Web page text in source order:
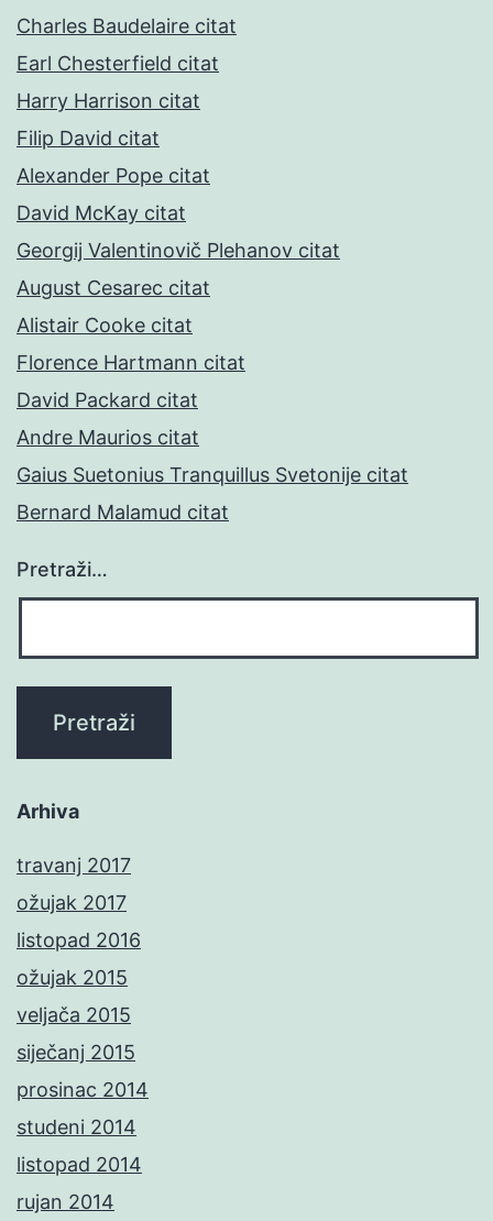
Charles Baudelaire citat
Earl Chesterfield citat
Harry Harrison citat
Filip David citat
Alexander Pope citat
David McKay citat
Georgij Valentinovič Plehanov citat
August Cesarec citat
Alistair Cooke citat
Florence Hartmann citat
David Packard citat
Andre Maurios citat
Gaius Suetonius Tranquillus Svetonije citat
Bernard Malamud citat
Pretraži…
Arhiva
travanj 2017
ožujak 2017
listopad 2016
ožujak 2015
veljača 2015
siječanj 2015
prosinac 2014
studeni 2014
listopad 2014
rujan 2014